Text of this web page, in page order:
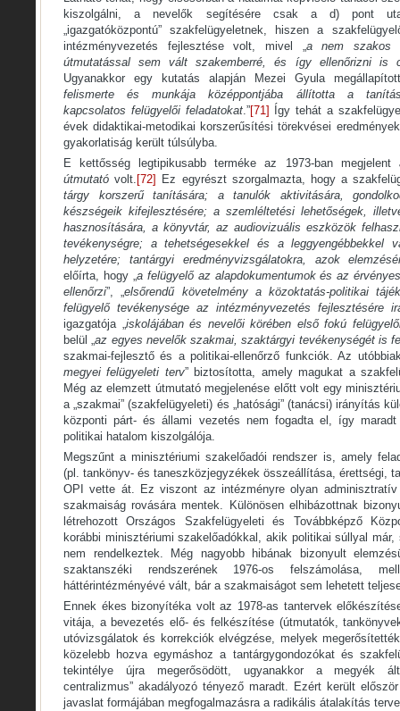
kiszolgálni, a nevelők segítésére csak a d) pont
„igazgatóközpontú” szakfelügyeletnek, hiszen a
intézményvezetés fejlesztése volt, mivel „a nem szakos
útmutatással sem vált szakemberré, és így ellenőrizni is
Ugyanakkor egy kutatás alapján Mezei Gyula
felismerte és munkája középpontjába állította a
kapcsolatos felügyelői feladatokat.”[71]
Így tehát a
évek didaktikai-metodikai korszerűsítési törekvései
gyakorlatiság került túlsúlyba.
E kettősség legtipikusabb terméke az 1973-ban megjelent
útmutató volt. [72]
Ez egyrészt szorgalmazta, hogy a
tárgy korszerű tanítására; a tanulók aktivitására,
készségeik kifejlesztésére; a szemléltetési lehetőségek,
hasznosítására, a könyvtár, az audiovizuális eszközök
tevékenységre; a tehetségesekkel és a leggyengébbekkel
helyzetére; tantárgyi eredményvizsgálatokra, azok
előírta, hogy „a felügyelő az alapdokumentumok és az
ellenőrzi”, „elsőrendű követelmény a közoktatás-politikai
felügyelő tevékenysége az intézményvezetés fejlesztésére
igazgatója „iskolájában és nevelői körében első fokú
belül „az egyes nevelők szakmai, szaktárgyi tevékenységét is
szakmai-fejlesztő és a politikai-ellenőrző funkciók. Az
megyei felügyeleti terv” biztosította, amely magukat a
Még az elemzett útmutató megjelenése előtt volt egy
a „szakmai” (szakfelügyeleti) és „hatósági” (tanácsi) irányítás
központi párt- és állami vezetés nem fogadta el, így
politikai hatalom kiszolgálója.
Megszűnt a minisztériumi szakelőadói rendszer is, amely
(pl. tankönyv- és taneszközjegyzékek összeállítása, érettségi,
OPI vette át. Ez viszont az intézményre olyan
szakmaiság rovására mentek. Különösen elhibázottnak
létrehozott Országos Szakfelügyeleti és Továbbképző
korábbi minisztériumi szakelőadókkal, akik politikai súllyal
nem rendelkeztek. Még nagyobb hibának bizonyult
szaktanszéki rendszerének 1976-os felszámolása,
háttérintézményévé vált, bár a szakmaiságot sem lehetett
Ennek ékes bizonyítéka volt az 1978-as tantervek
vitája, a bevezetés elő- és felkészítése (útmutatók,
utóvizsgálatok és korrekciók elvégzése, melyek
közelebb hozva egymáshoz a tantárgygondozókat és
tekintélye újra megerősödött, ugyanakkor a megyék
centralizmus” akadályozó tényező maradt. Ezért került
javaslat formájában megfogalmazásra a radikális átalakítás